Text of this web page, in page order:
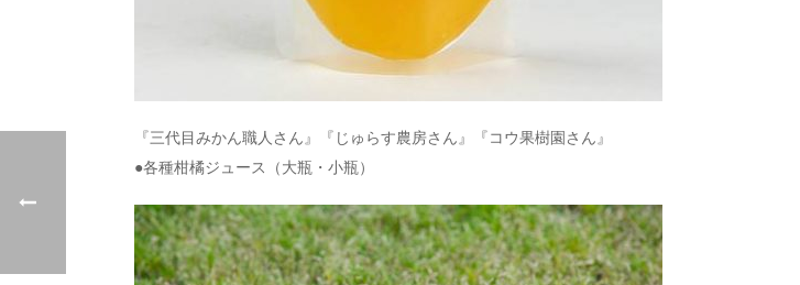
『三代目みかん職人さん』『じゅらす農房さん』『コウ果樹園さん』
●各種柑橘ジュース（大瓶・小瓶）